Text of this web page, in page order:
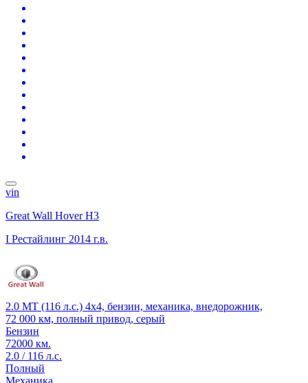
vin
Great Wall Hover H3
I Рестайлинг 2014 г.в.
2.0 MT (116 л.с.) 4x4, бензин, механика, внедорожник,
72 000 км, полный привод, серый
Бензин
72000 км.
2.0 / 116 л.с.
Полный
Механика